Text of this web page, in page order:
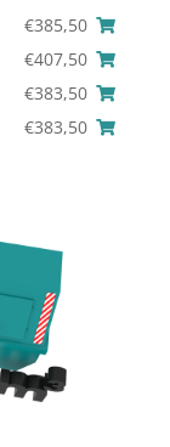
€385,50
€407,50
€383,50
€383,50